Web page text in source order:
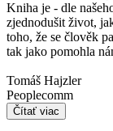
Kniha je - dle
zjednodušit život,
toho, že se člověk
tak jako pomohla
Tomáš Hajzler
Peoplecomm
Čítať viac